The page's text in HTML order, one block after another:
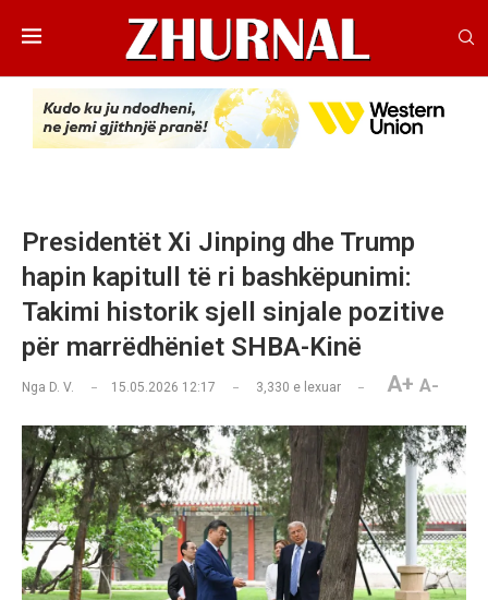
Presidentët Xi Jinping dhe Trump
hapin kapitull të ri bashkëpunimi:
Takimi historik sjell sinjale pozitive
për marrëdhëniet SHBA-Kinë
Nga D. V. 15.05.2026 12:17 3,330 e lexuar A+ A-